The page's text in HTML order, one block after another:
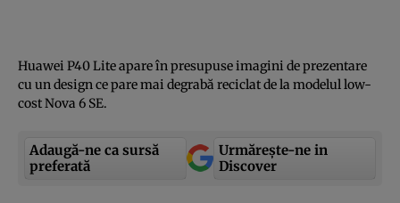
Huawei P40 Lite apare în presupuse imagini de prezentare
cu un design ce pare mai degrabă reciclat de la modelul low-
cost Nova 6 SE.
Adaugă-ne ca sursă
preferată
Urmărește-ne in
Discover